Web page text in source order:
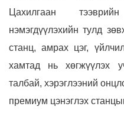
Цахилгаан
нэмэгдүүлэхийн тулд
станц, амрах цэг,
хамтад нь хөгжүүлэх
талбай, хэрэглээний
премиум цэнэглэх